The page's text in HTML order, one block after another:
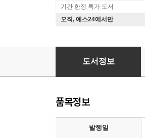
기간 한정 특가 도서
오직, 예스24에서만
나는 부동산과 맞벌이한다
도서정보
품목정보
발행일